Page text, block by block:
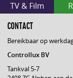
TV & Film
CONTACT
Bereikbaar op
Controllux BV
Tankval 5-7